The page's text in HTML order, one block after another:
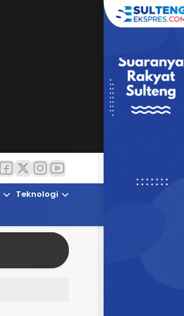
Teknologi